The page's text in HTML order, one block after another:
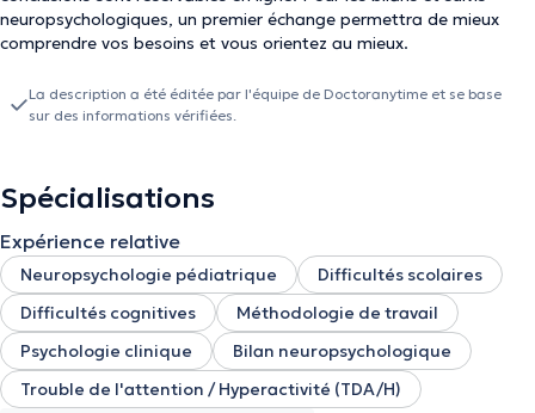
neuropsychologiques, un premier échange permettra de mieux
comprendre vos besoins et vous orientez au mieux.
La description a été éditée par l'équipe de Doctoranytime et se base
sur des informations vérifiées.
Spécialisations
Expérience relative
Neuropsychologie pédiatrique
Difficultés scolaires
Difficultés cognitives
Méthodologie de travail
Psychologie clinique
Bilan neuropsychologique
Trouble de l'attention / Hyperactivité (TDA/H)